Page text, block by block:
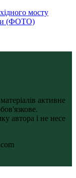
мосту
(ФОТО)
активне
автора і не несе